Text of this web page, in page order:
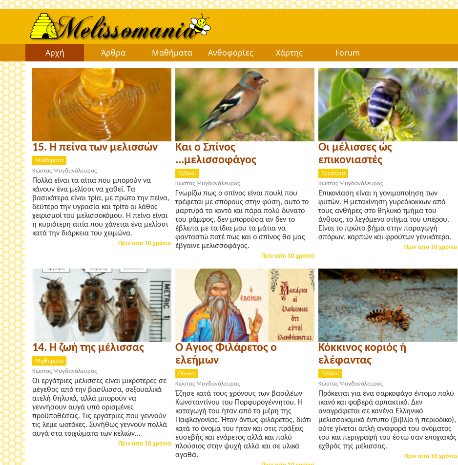
Αρχή Άρθρα Μαθήματα Ανθοφορίες Χάρτης Forum
15. Η πείνα των μελισσών
Μαθήματα
Κώστας Μυγδανάλευρος
Πολλά είναι τα αίτια που μπορούν να
κάνουν ένα μελίσσι να χαθεί. Τα
βασικότερα είναι τρία, με πρώτο την πείνα,
δεύτερο την υγρασία και τρίτο οι λάθος
χειρισμοί του μελισσοκόμου. Η πείνα είναι
η κυριότερη αιτία που χάνεται ένα μελίσσι
κατά την διάρκεια του χειμώνα.
Πριν απο 10 χρόνια
Και ο Σπίνος
...μελισσοφάγος
Εχθροί
Κώστας Μυγδανάλευρος
Γνωρίζω πως ο σπίνος είναι πουλί που
τρέφεται με σπόρους στην φύση, αυτό το
μαρτυρά το κοντό και πάρα πολύ δυνατό
του ράμφος, δεν μπορούσα αν δεν το
έβλεπα με τα ίδια μου τα μάτια να
φανταστώ ποτέ πως και ο σπίνος θα μας
έβγαινε μελισσοφάγος.
Πριν απο 10 χρόνια
Οι μέλισσες ώς
επικονιαστές
Εργάτρια
Κώστας Μυγδανάλευρος
Επικονίαση είναι η γονιμοποίηση των
φυτών. Η μετακίνηση γυρεόκοκκων από
τους ανθήρες στο θηλυκό τμήμα του
άνθους, το λεγόμενο στίγμα του υπέρου.
Είναι το πρώτο βήμα στην παραγωγή
σπόρων, καρπών και φρούτων γενικότερα.
Πριν απο 10 χρόνια
14. Η ζωή της μέλισσας
Μαθήματα
Κώστας Μυγδανάλευρος
Οι εργάτριες μέλισσες είναι μικρότερες σε
μέγεθος από την βασίλισσα, σεξουαλικά
ατελή θηλυκά, αλλά μπορούν να
γεννήσουν αυγά υπό ορισμένες
προϋποθέσεις. Τις εργάτριες που γεννούν
τις λέμε ωοτόκες. Συνήθως γεννούν πολλά
αυγά στα τοιχώματα των κελιών...
Πριν απο 10 χρόνια
Ο Άγιος Φιλάρετος ο
ελεήμων
Γενικά
Κώστας Μυγδανάλευρος
Έζησε κατά τους χρόνους των βασιλέων
Κωνσταντίνου του Πορφυρογέννητου. Η
καταγωγή του ήταν από τα μέρη της
Παφλαγονίας. Ήταν όντως φιλάρετος, διότι
κατά το όνομα του ήταν και στις πράξεις
ευσεβής και ενάρετος αλλά και πολύ
πλούσιος στην ψυχή αλλά και σε υλικά
αγαθά.
Κόκκινος κοριός ή
ελέφαντας
Εχθροί
Κώστας Μυγδανάλευρος
Πρόκειται για ένα σαρκοφάγο έντομο πολύ
ικανό και φοβερά αρπακτικό. Δεν
αναγράφεται σε κανένα Ελληνικό
μελισσοκομικό έντυπο (βιβλίο ή περιοδικό),
ούτε γίνεται απλή αναφορά του ονόματος
του και περιγραφή του έστω σαν εποχιακός
εχθρός της μέλισσας.
Πριν απο 10 χρόνια